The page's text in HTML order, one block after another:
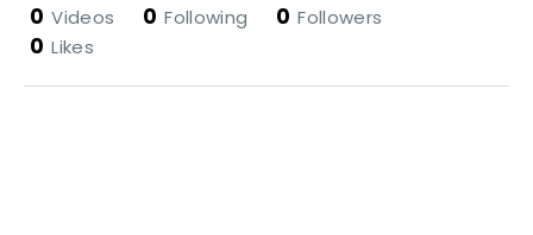
0 Videos 0 Following 0 Followers
0 Likes